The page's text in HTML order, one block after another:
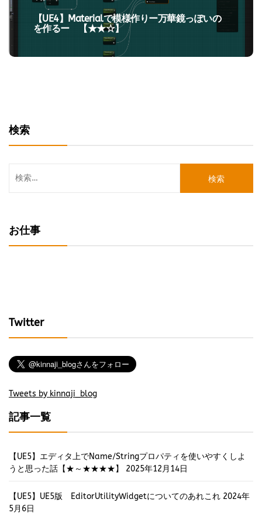
ン
次
の
稿:
【UE4】Materialで模様作りー万華鏡っぽいの
を作るー 【★★☆】
検索
索:
お仕事
Twitter
Tweets by kinnaji_blog
記事一覧
【UE5】エディタ上でName/Stringプロパティを使いやすくしよ
うと思った話【★～★★★★】
2025年12月14日
【UE5】UE5版 EditorUtilityWidgetについてのあれこれ 2024年
5月6日